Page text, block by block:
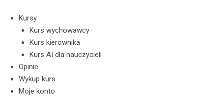
content
Kursy
Kurs wychowawcy
Kurs kierownika
Kurs AI dla nauczycieli
Opinie
Wykup kurs
Moje konto